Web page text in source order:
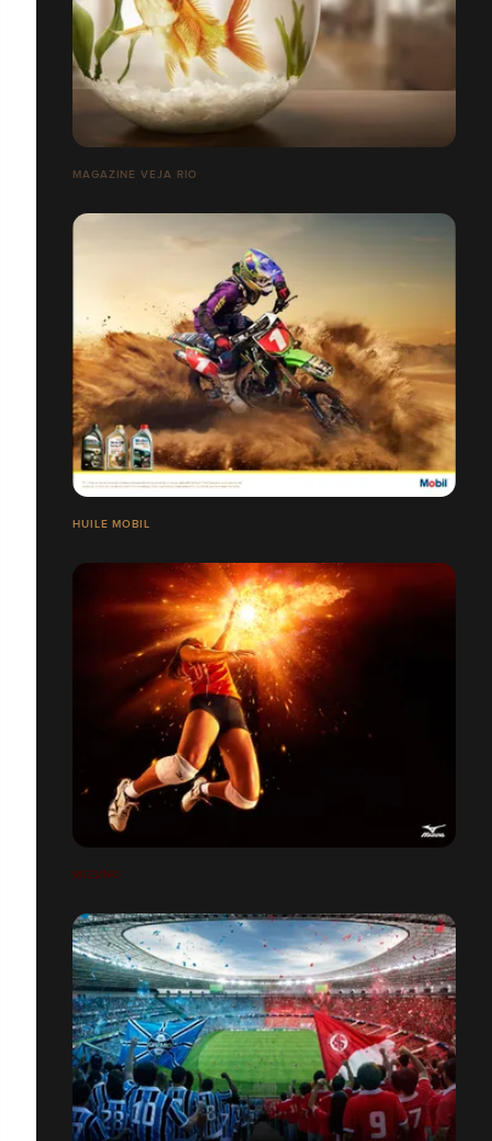
MAGAZINE VEJA RIO
HUILE MOBIL
MIZUNO